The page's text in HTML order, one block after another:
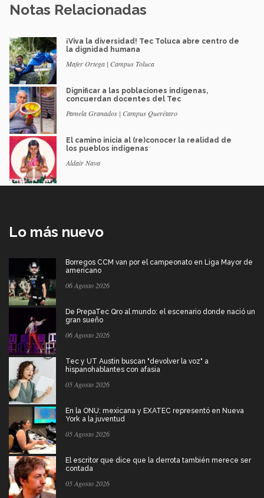
Notas Relacionadas
¡Viva la diversidad! Tec Toluca abre centro de
la dignidad humana
Mafer Ortega | Campus Toluca
Dignificar a las poblaciones indígenas,
concuerdan docentes del Tec
Pamela Granados | Campus Querétaro
El camino inicia al (re)conocer la realidad de
los pueblos indígenas
Aldair Nava
Lo más nuevo
Borregos CCM van por el campeonato en Liga Mayor de
americano
06 Agosto 2026
De PrepaTec Qro al mundo: el escenario donde nació un
gran sueño
06 Agosto 2026
Tec y UT Austin buscan "devolver la voz" a
hispanohablantes con afasia
05 Agosto 2026
En la ONU: mexicana y EXATEC representó en Nueva
York a la juventud
05 Agosto 2026
El escritor que dice que la derrota también merece ser
contada
05 Agosto 2026